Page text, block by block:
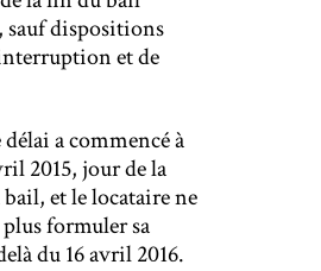
sauf dispositions
et de
délai a commencé à
2015, jour de la
et le locataire ne
formuler sa
du 16 avril 2016.